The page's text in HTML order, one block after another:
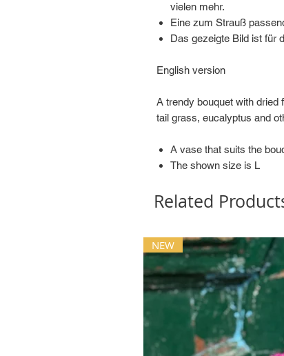
vielen mehr.
Eine zum Strauß
Das gezeigte Bild ist für
English version
A trendy bouquet with
tail grass, eucalyptus and
A vase that suits the
The shown size is L
Related
NEW